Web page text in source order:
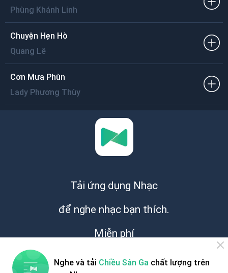
Phùng Khánh Linh
Chuyện Hẹn Hò
Quang Lê
Cơn Mưa Phùn
Lady Phương Thùy
Tải ứng dụng Nhạc
để nghe nhạc bạn thích.
Miễn phí
Nghe và tải Chiều Sân Ga chất lượng trên